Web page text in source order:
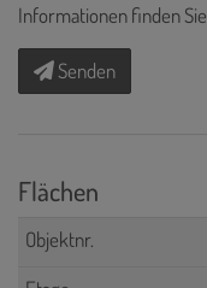
Informationen finden Sie
Senden
Flächen